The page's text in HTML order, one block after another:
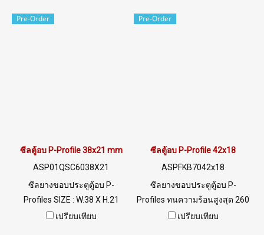
ยางให้ความยืดหยุ่นและมี
0926568846 / 0982539956
Pre-Order
ซีลตู้อบ P-Profile 38x21 mm
ASP01QSC6038X21
ซีลยางขอบประตูตู้อบ P-
Profiles SIZE : W.38 X H.21
mm. ซิลิโคนฟู้ดเกรด Food
เปรียบเทียบ
Pre-Order
ซีลตู้อบ P-Profile 42x18
ASPFKB7042x18
ซีลยางขอบประตูตู้อบ P-
Profiles ทนความร้อนสูงสุด 260
C ( Working temp.-30 to+260
เปรียบเทียบ